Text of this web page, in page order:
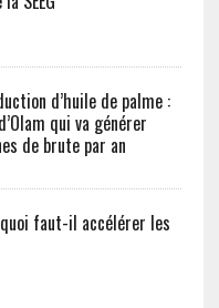
d’huile de palme :
qui va générer
de brute par an
faut-il accélérer les